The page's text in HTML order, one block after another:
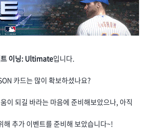
이닝: Ultimate입니다.
카드는 많이 확보하셨나요?
이 되길 바라는 마음에 준비해보았으나, 아직
해 추가 이벤트를 준비해 보았습니다~!